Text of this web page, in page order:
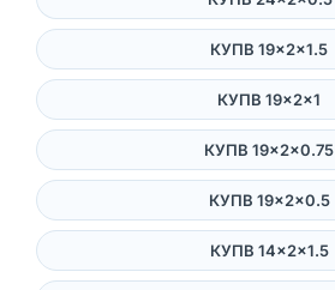
КУПВ 19×2×1.5
КУПВ 19×2×1
КУПВ 19×2×0.75
КУПВ 19×2×0.5
КУПВ 14×2×1.5